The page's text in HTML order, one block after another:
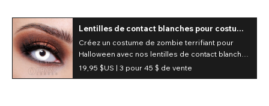
Lentilles de contact blanches pour costume
de zombie (quotidiennes)
Créez un costume de zombie terrifiant pour
Halloween avec nos lentilles de contact blanches
Zombie. Ces lentilles blanches donnent à vos
19,95 $US | 3 pour 45 $ de vente